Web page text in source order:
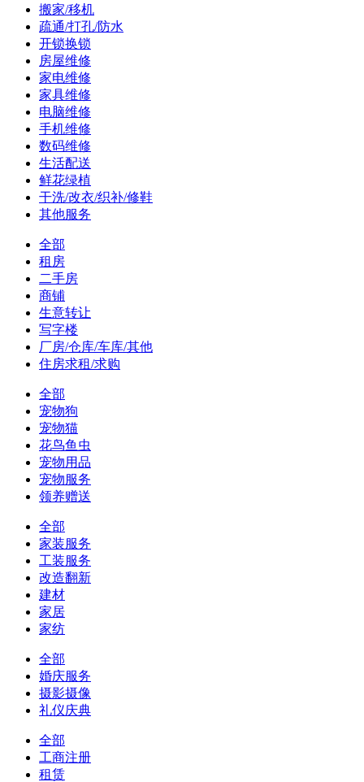
搬家/移机
疏通/打孔/防水
开锁换锁
房屋维修
家电维修
家具维修
电脑维修
手机维修
数码维修
生活配送
鲜花绿植
干洗/改衣/织补/修鞋
其他服务
全部
租房
二手房
商铺
生意转让
写字楼
厂房/仓库/车库/其他
住房求租/求购
全部
宠物狗
宠物猫
花鸟鱼虫
宠物用品
宠物服务
领养赠送
全部
家装服务
工装服务
改造翻新
建材
家居
家纺
全部
婚庆服务
摄影摄像
礼仪庆典
全部
工商注册
租赁